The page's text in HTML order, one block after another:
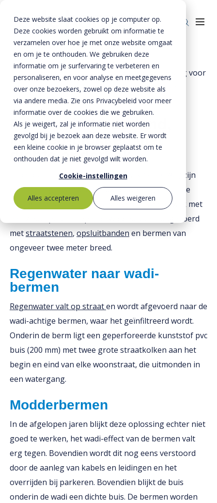
Deze website slaat cookies op je computer op.
Deze cookies worden gebruikt om informatie te
verzamelen over hoe je met onze website omgaat
en om je te onthouden. We gebruiken deze
informatie om je surfervaring te verbeteren en
personaliseren, en voor analyse en meetgegevens
over onze bezoekers, zowel op deze website als
via andere media. Zie ons Privacybeleid voor meer
informatie over de cookies die we gebruiken.
Als je weigert, zal je informatie niet worden
gevolgd bij je bezoek aan deze website. Er wordt
een kleine cookie in je browser geplaatst om te
onthouden dat je niet gevolgd wilt worden.
Cookie-instellingen
Alles accepteren
Alles weigeren
Bestekservice
Downloads
Werken bij
Producten
Riolering
Bestrating
Oplossingen
BTE Groep
Onze verhalen
Over ons
MVO
Kernwaarden
Mission statement
Toeslagen
HVO toeslag
Dieseltoeslag
Home »Projecten »
Permeoblokken achter opsluitband de oplossing voor
modderberm van de woonstraat in groningen
Primeur in Nederland,
Permeo-blokken met
dichte onderbak
In de prachtige Groningse woonwijk
zijn
aan het begin van deze eeuw de woningen aan de
Snip gerealiseerd. De Snip is een deel van de wijk met
een zestal parallel lopende woonstraten, uitgevoerd
metstraatstenen, opsluitbanden en bermen van
ongeveer twee meter breed.
Regenwater naar wadi-
bermen
Regenwater valt op straaten wordt afgevoerd naar de
wadi-achtige bermen, waar het geïnfiltreerd wordt.
Onderin de berm ligt een geperforeerde kunststof pvc
buis (200 mm) met twee grote straatkolken aan het
begin en eind van elke woonstraat, die uitmonden in
een watergang.
Modderbermen
In de afgelopen jaren blijkt deze oplossing echter niet
goed te werken, het wadi-effect van de bermen valt
erg tegen. Bovendien wordt dit nog eens verstoord
door de aanleg van kabels en leidingen en het
overrijden bij parkeren. Bovendien blijkt de buis
onderin de wadi een dichte buis. De bermen worden